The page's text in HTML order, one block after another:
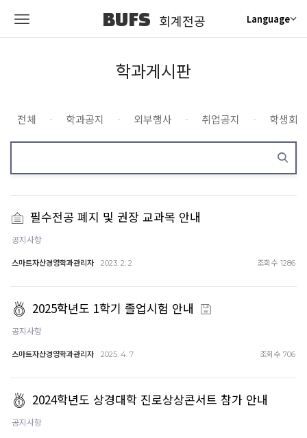
BUFS 회계전공 Language
학과게시판
전체 학과공지 외부행사 취업공지 학생회
필수전공 폐지 및 권장 교과목 안내
공지사항
스마트자산경영학과관리자 2023. 2. 2 조회수 1286
2025학년도 1학기 졸업시험 안내
공지사항
스마트자산경영학과관리자 2025. 4. 7 조회수 706
2024학년도 상경대학 진로상상콘서트 참가 안내
공지사항